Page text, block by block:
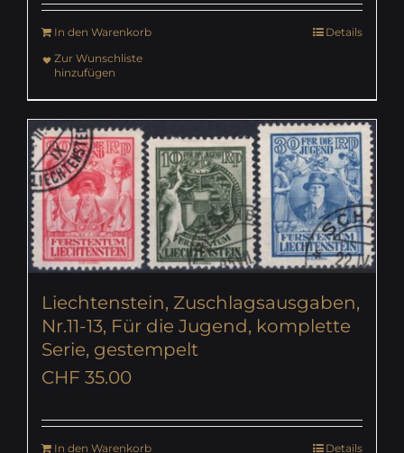
In den Warenkorb
Details
Zur Wunschliste
hinzufügen
Liechtenstein, Zuschlagsausgaben,
Nr.11-13, Für die Jugend, komplette
Serie, gestempelt
CHF 35.00
In den Warenkorb
Details